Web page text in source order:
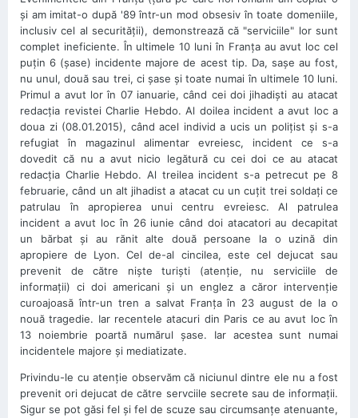
şi am imitat-o după '89 într-un mod obsesiv în toate domeniile,
inclusiv cel al securităţii), demonstrează că "serviciile" lor sunt
complet ineficiente. În ultimele 10 luni în Franţa au avut loc cel
puţin 6 (şase) incidente majore de acest tip. Da, saşe au fost,
nu unul, două sau trei, ci şase şi toate numai în ultimele 10 luni.
Primul a avut lor în 07 ianuarie, când cei doi jihadişti au atacat
redacţia revistei Charlie Hebdo. Al doilea incident a avut loc a
doua zi (08.01.2015), când acel individ a ucis un poliţist şi s-a
refugiat în magazinul alimentar evreiesc, incident ce s-a
dovedit că nu a avut nicio legătură cu cei doi ce au atacat
redacţia Charlie Hebdo. Al treilea incident s-a petrecut pe 8
februarie, când un alt jihadist a atacat cu un cuţit trei soldaţi ce
patrulau în apropierea unui centru evreiesc. Al patrulea
incident a avut loc în 26 iunie când doi atacatori au decapitat
un bărbat şi au rănit alte două persoane la o uzină din
apropiere de Lyon. Cel de-al cincilea, este cel dejucat sau
prevenit de către nişte turişti (atenţie, nu serviciile de
informaţii) ci doi americani şi un englez a căror intervenţie
curoajoasă într-un tren a salvat Franţa în 23 august de la o
nouă tragedie. Iar recentele atacuri din Paris ce au avut loc în
13 noiembrie poartă numărul şase. Iar acestea sunt numai
incidentele majore şi mediatizate.
Privindu-le cu atenţie observăm că niciunul dintre ele nu a fost
prevenit ori dejucat de către servciile secrete sau de informaţii.
Sigur se pot găsi fel şi fel de scuze sau circumsanţe atenuante,